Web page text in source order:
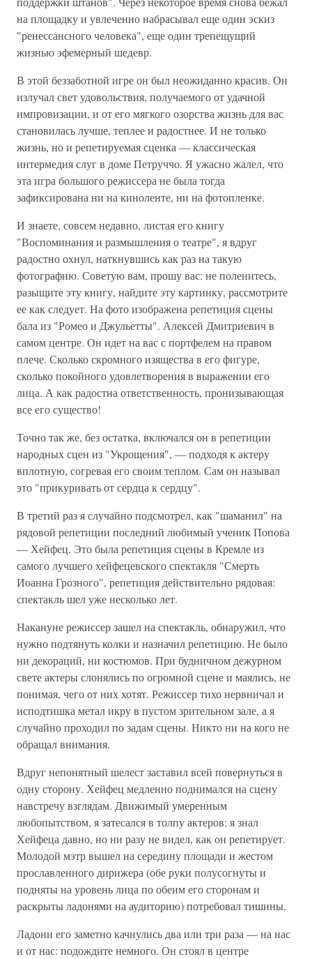
на площадку и увлеченно набрасывал еще один эскиз
"ренессансного человека", еще один трепещущий
жизнью эфемерный шедевр.
В этой беззаботной игре он был неожиданно красив. Он
излучал свет удовольствия, получаемого от удачной
импровизации, и от его мягкого озорства жизнь для вас
становилась лучше, теплее и радостнее. И не только
жизнь, но и репетируемая сценка — классическая
интермедия слуг в доме Петруччо. Я ужасно жалел, что
эта игра большого режиссера не была тогда
зафиксирована ни на киноленте, ни на фотопленке.
И знаете, совсем недавно, листая его книгу
"Воспоминания и размышления о театре", я вдруг
радостно охнул, наткнувшись как раз на такую
фотографию. Советую вам, прошу вас: не поленитесь,
разыщите эту книгу, найдите эту картинку, рассмотрите
ее как следует. На фото изображена репетиция сцены
бала из "Ромео и Джульетты". Алексей Дмитриевич в
самом центре. Он идет на вас с портфелем на правом
плече. Сколько скромного изящества в его фигуре,
сколько покойного удовлетворения в выражении его
лица. А как радостна ответственность, пронизывающая
все его существо!
Точно так же, без остатка, включался он в репетиции
народных сцен из "Укрощения", — подходя к актеру
вплотную, согревая его своим теплом. Сам он называл
это "прикуривать от сердца к сердцу".
В третий раз я случайно подсмотрел, как "шаманил" на
рядовой репетиции последний любимый ученик Попова
— Хейфец. Это была репетиция сцены в Кремле из
самого лучшего хейфецевского спектакля "Смерть
Иоанна Грозного", репетиция действительно рядовая:
спектакль шел уже несколько лет.
Накануне режиссер зашел на спектакль, обнаружил, что
нужно подтянуть колки и назначил репетицию. Не было
ни декораций, ни костюмов. При будничном дежурном
свете актеры слонялись по огромной сцене и маялись, не
понимая, чего от них хотят. Режиссер тихо нервничал и
исподтишка метал икру в пустом зрительном зале, а я
случайно проходил по задам сцены. Никто ни на кого не
обращал внимания.
Вдруг непонятный шелест заставил всей повернуться в
одну сторону. Хейфец медленно поднимался на сцену
навстречу взглядам. Движимый умеренным
любопытством, я затесался в толпу актеров: я знал
Хейфеца давно, но ни разу не видел, как он репетирует.
Молодой мэтр вышел на середину площади и жестом
прославленного дирижера (обе руки полусогнуты и
подняты на уровень лица по обеим его сторонам и
раскрыты ладонями на аудиторию) потребовал тишины.
Ладони его заметно качнулись два или три раза — на нас
и от нас: подождите немного. Он стоял в центре